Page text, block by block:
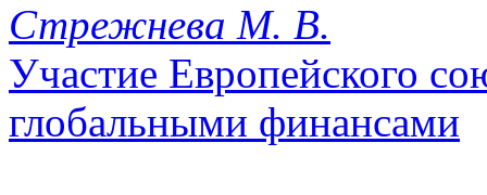
Стрежнева М. В.
Участие Европейского
глобальными финансами